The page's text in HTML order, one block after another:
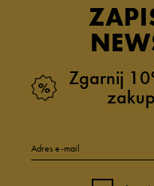
Zgarnij
Adres e-mail